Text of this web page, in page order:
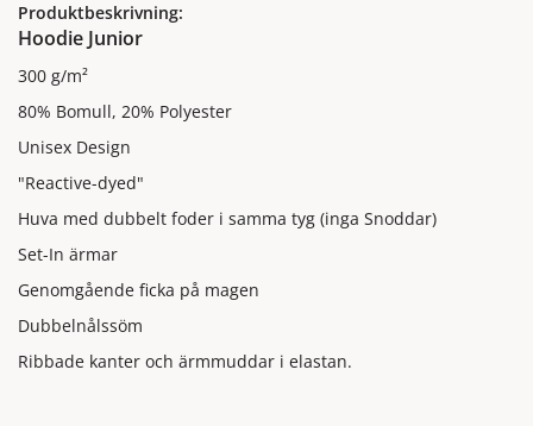
Produktbeskrivning:
Hoodie Junior
300 g/m²
80% Bomull, 20% Polyester
Unisex Design
"Reactive-dyed"
Huva med dubbelt foder i samma tyg (inga Snoddar)
Set-In ärmar
Genomgående ficka på magen
Dubbelnålssöm
Ribbade kanter och ärmmuddar i elastan.